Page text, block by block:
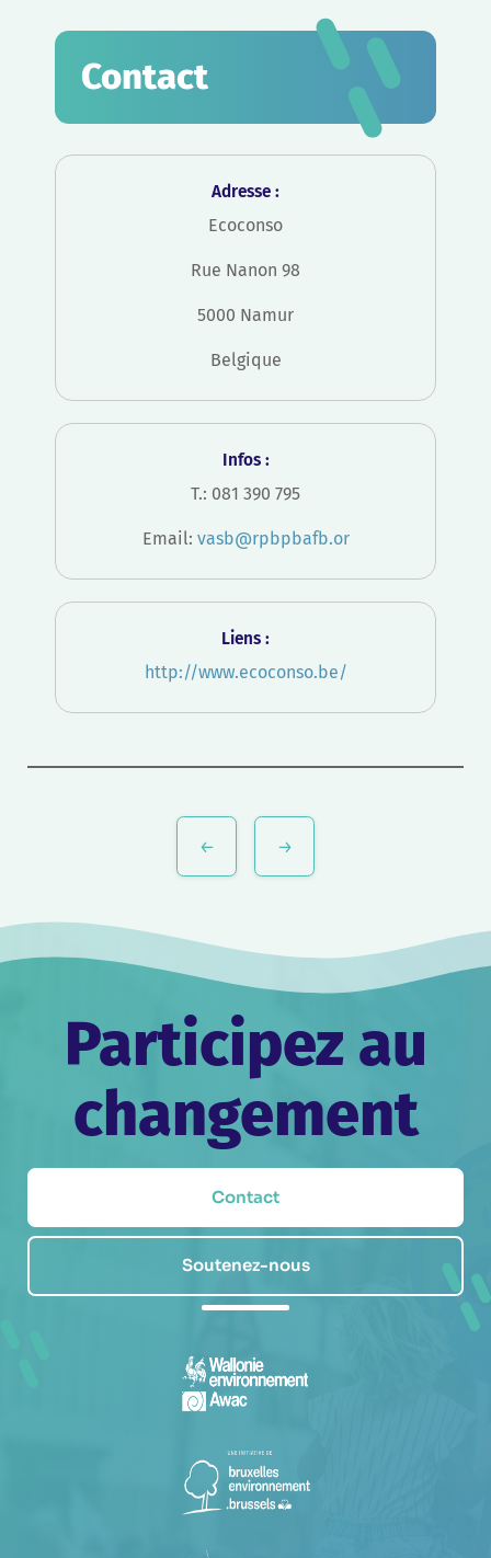
Contact
Adresse :
Ecoconso
Rue Nanon 98
5000 Namur
Belgique
Infos :
T.: 081 390 795
Email: vasb@rpbpbafb.or
Liens :
http://www.ecoconso.be/
Participez au
changement
Contact
Soutenez-nous